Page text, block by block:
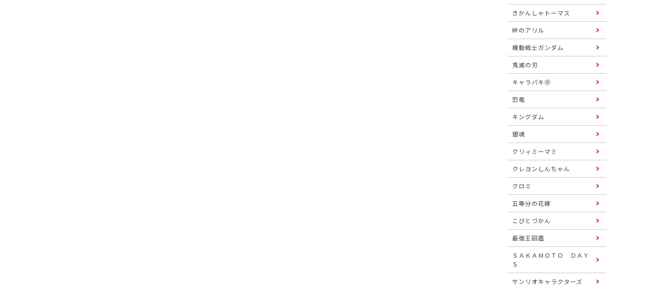
きかんしゃトーマス
絆のアリル
機動戦士ガンダム
鬼滅の刃
キャラパキⓇ
恐竜
キングダム
銀魂
クリィミーマミ
クレヨンしんちゃん
クロミ
五等分の花嫁
こびとづかん
最強王図鑑
ＳＡＫＡＭＯＴＯ ＤＡＹ
Ｓ
サンリオキャラクターズ